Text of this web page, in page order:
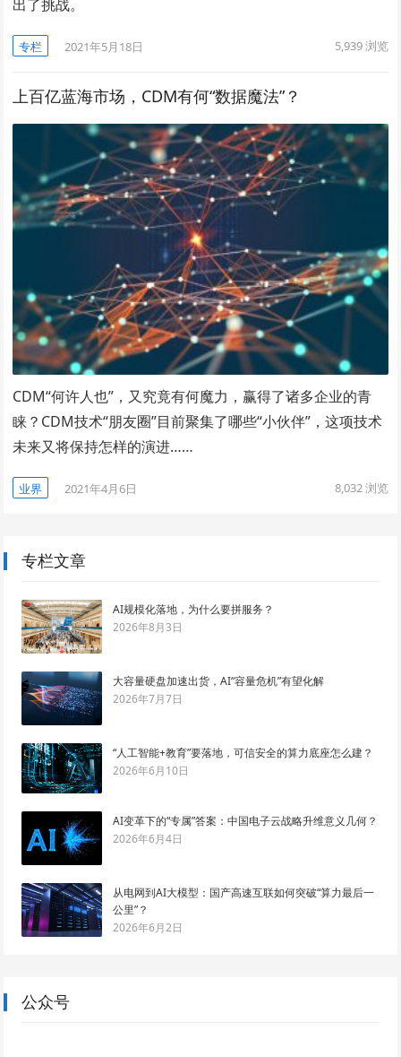
出了挑战。
专栏 2021年5月18日 5,939浏览
上百亿蓝海市场，CDM有何“数据魔法”？
CDM“何许人也”，又究竟有何魔力，赢得了诸多企业的青
睐？CDM技术“朋友圈”目前聚集了哪些“小伙伴”，这项技术
未来又将保持怎样的演进……
业界 2021年4月6日 8,032浏览
专栏文章
AI规模化落地，为什么要拼服务？
2026年8月3日
大容量硬盘加速出货，AI“容量危机”有望化解
2026年7月7日
“人工智能+教育”要落地，可信安全的算力底座怎么建？
2026年6月10日
AI变革下的“专属”答案：中国电子云战略升维意义几何？
2026年6月4日
从电网到AI大模型：国产高速互联如何突破“算力最后一
公里”？
2026年6月2日
公众号